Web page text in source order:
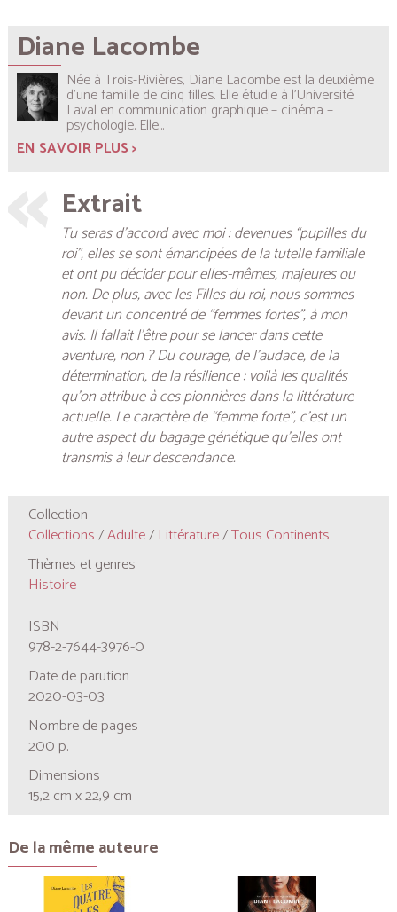
Diane Lacombe
Née à Trois-Rivières, Diane Lacombe est la deuxième
d’une famille de cinq filles. Elle étudie à l’Université
Laval en communication graphique – cinéma –
psychologie. Elle...
EN SAVOIR PLUS >
Extrait
Tu seras d’accord avec moi : devenues “pupilles du
roi”, elles se sont émancipées de la tutelle familiale
et ont pu décider pour elles-mêmes, majeures ou
non. De plus, avec les Filles du roi, nous sommes
devant un concentré de “femmes fortes”, à mon
avis. Il fallait l’être pour se lancer dans cette
aventure, non ? Du courage, de l’audace, de la
détermination, de la résilience : voilà les qualités
qu’on attribue à ces pionnières dans la littérature
actuelle. Le caractère de “femme forte”, c’est un
autre aspect du bagage génétique qu’elles ont
transmis à leur descendance.
Collection
Collections/Adulte/ Littérature/Tous Continents
Thèmes et genres
Histoire
ISBN
978-2-7644-3976-0
Date de parution
2020-03-03
Nombre de pages
200 p.
Dimensions
15,2 cm x 22,9 cm
De la même auteure